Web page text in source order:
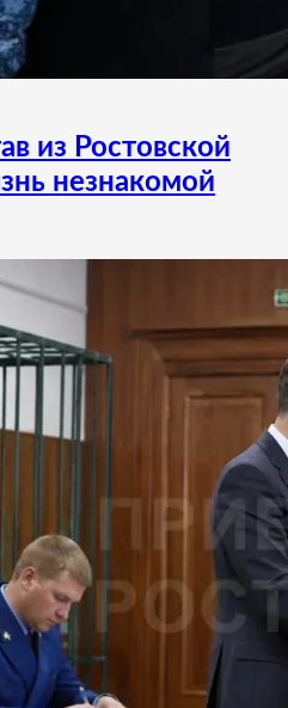
из Ростовской
незнакомой